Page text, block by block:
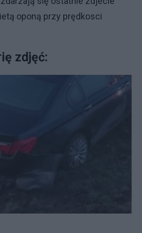
oponą przy prędkosci
zdjęć: